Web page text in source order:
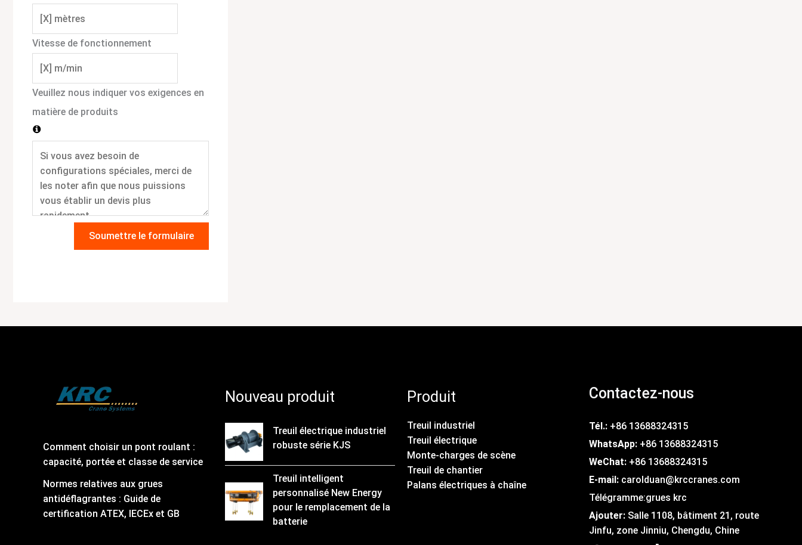
Vitesse de fonctionnement
Veuillez nous indiquer vos exigences en
matière de produits
Soumettre le formulaire
Comment choisir un pont roulant :
capacité, portée et classe de service
Normes relatives aux grues
antidéflagrantes : Guide de
certification ATEX, IECEx et GB
Nouveau produit
Treuil électrique industriel
robuste série KJS
Treuil intelligent
personnalisé New Energy
pour le remplacement de la
batterie
Produit
Treuil industriel
Treuil électrique
Monte-charges de scène
Treuil de chantier
Palans électriques à chaîne
Contactez-nous
Tél.: +86 13688324315
WhatsApp: +86 13688324315
WeChat: +86 13688324315
E-mail: carolduan@krccranes.com
Télégramme:grues krc
Ajouter: Salle 1108, bâtiment 21, route
Jinfu, zone Jinniu, Chengdu, Chine